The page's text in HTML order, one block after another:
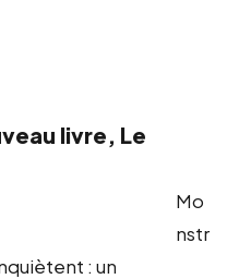
livre, Le
Mo
nstr
: un